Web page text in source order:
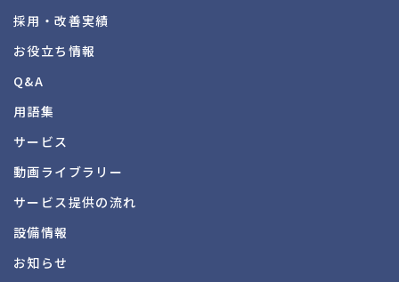
採用・改善実績
お役立ち情報
Q&A
用語集
サービス
動画ライブラリー
サービス提供の流れ
設備情報
お知らせ